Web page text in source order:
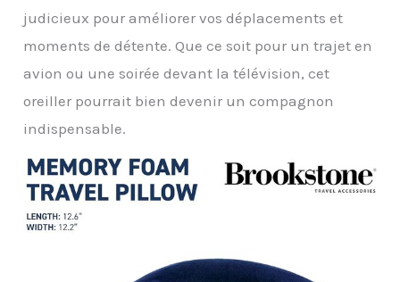
judicieux pour améliorer vos déplacements et
moments de détente. Que ce soit pour un trajet en
avion ou une soirée devant la télévision, cet
oreiller pourrait bien devenir un compagnon
indispensable.